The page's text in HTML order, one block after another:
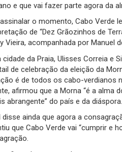
e que vai fazer parte agora da
o momento, Cabo Verde
de “Dez Grãozinhos de
Vieira, acompanhada por Manuel
cidade da Praia, Ulisses Correia e
de celebração da eleição da
é de todos os cabo-verdianos
afirmou que a Morna “é a alma
abrangente” do país e da diáspora.
disse ainda que agora a
que Cabo Verde vai “cumprir e